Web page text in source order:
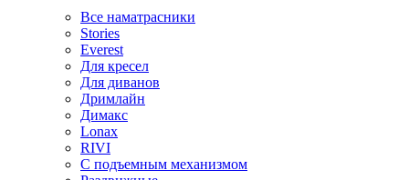
Все наматрасники
Stories
Everest
Для кресел
Для диванов
Дримлайн
Димакс
Lonax
RIVI
С подъемным механизмом